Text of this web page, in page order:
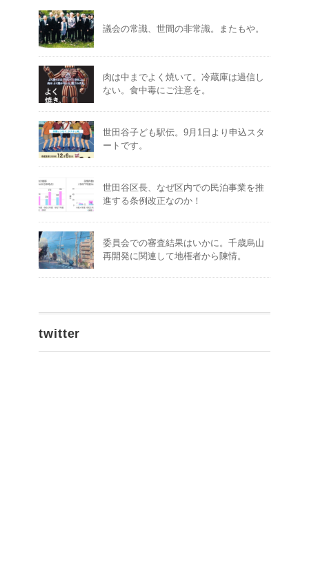
議会の常識、世間の非常識。またもや。
肉は中までよく焼いて。冷蔵庫は過信し
ない。食中毒にご注意を。
世田谷子ども駅伝。9月1日より申込スタ
ートです。
世田谷区長、なぜ区内での民泊事業を推
進する条例改正なのか！
委員会での審査結果はいかに。千歳烏山
再開発に関連して地権者から陳情。
twitter